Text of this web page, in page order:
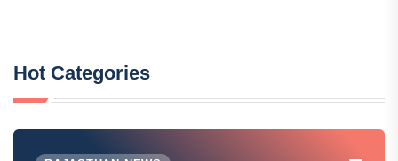
Hot Categories